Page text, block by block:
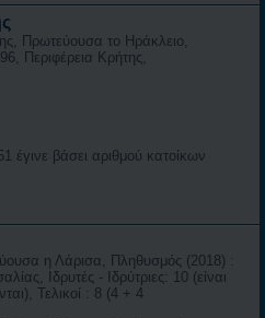
Πρωτεύουσα το Ηράκλειο,
Περιφέρεια Κρήτης,
έγινε βάσει αριθμού κατοίκων
η Λάρισα, Πληθυσμός (2018) :
Ιδρυτές - Ιδρύτριες: 10 (είναι
Τελικοί : 8 (4 + 4